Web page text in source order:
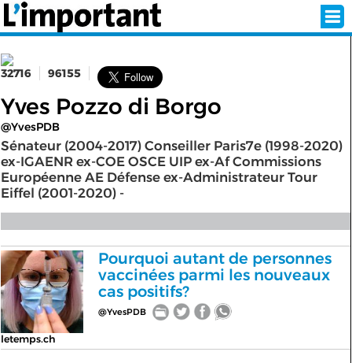
SÉLECTION DE L'ÉTÉ
SUR L'ÉCRAN D'ACCUEIL
ABONNEZ-VOUS À LA NEWSLETTER!
SUIVEZ NOUS:
< RETOUR À L'ACCUEIL
32716 96155
Yves Pozzo di Borgo
@YvesPDB
Sénateur (2004-2017) Conseiller Paris7e (1998-2020)
ex-IGAENR ex-COE OSCE UIP ex-Af Commissions
Européenne AE Défense ex-Administrateur Tour
Eiffel (2001-2020) -
letemps.ch
Pourquoi autant de personnes
vaccinées parmi les nouveaux
cas positifs?
@YvesPDB